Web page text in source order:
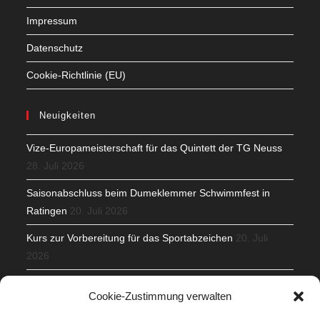
Cookie-Zustimmung verwalten
Impressum
Datenschutz
Cookie-Richtlinie (EU)
Neuigkeiten
Vize-Europameisterschaft für das Quintett der TG Neuss
28. Juli 2026
Saisonabschluss beim Dumeklemmer Schwimmfest in
Ratingen 20. Juli 2026
Kurs zur Vorbereitung für das Sportabzeichen 20. Juli
2026